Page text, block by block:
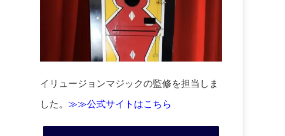
イリュージョンマジックの監修を担当しま
した。 ≫≫公式サイトはこちら